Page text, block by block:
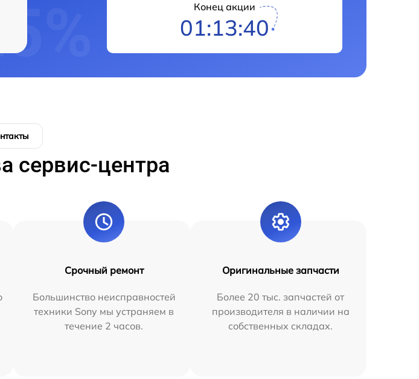
Конец акции
01:13:39
сервис-центра
Срочный ремонт
Большинство неисправностей
техники Sony мы устраняем в
течение 2 часов.
Оригинальные запчасти
Более 20 тыс. запчастей от
производителя в наличии на
собственных складах.